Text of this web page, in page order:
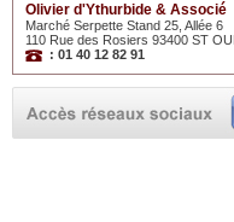
Olivier d'Ythurbide & Associé
Marché Serpette Stand 25, Allée 6
110 Rue des Rosiers 93400 ST
: 01 40 12 82 91